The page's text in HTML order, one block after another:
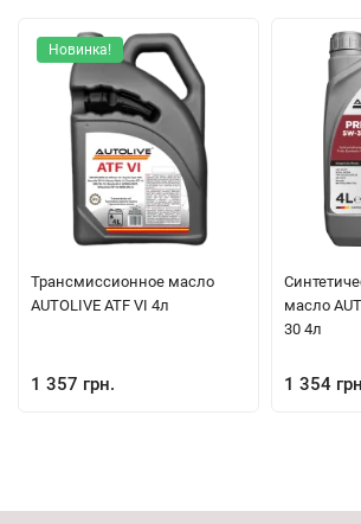
Новинка!
Трансмиссионное масло
AUTOLIVE ATF VI 4л
1 357 грн.
масло
30 4л
1 354